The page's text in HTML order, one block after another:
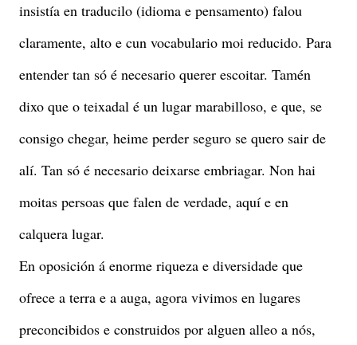
insistía en traducilo (idioma e pensamento) falou
claramente, alto e cun vocabulario moi reducido. Para
entender tan só é necesario querer escoitar. Tamén
dixo que o teixadal é un lugar marabilloso, e que, se
consigo chegar, heime perder seguro se quero sair de
alí. Tan só é necesario deixarse embriagar. Non hai
moitas persoas que falen de verdade, aquí e en
calquera lugar.
En oposición á enorme riqueza e diversidade que
ofrece a terra e a auga, agora vivimos en lugares
preconcibidos e construidos por alguen alleo a nós,